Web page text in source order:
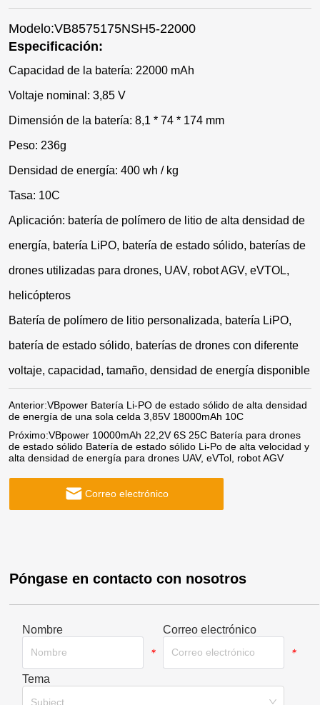
Modelo:VB8575175NSH5-22000
Especificación:
Capacidad de la batería: 22000 mAh
Voltaje nominal: 3,85 V
Dimensión de la batería: 8,1 * 74 * 174 mm
Peso: 236g
Densidad de energía: 400 wh / kg
Tasa: 10C
Aplicación: batería de polímero de litio de alta densidad de
energía, batería LiPO, batería de estado sólido, baterías de
drones utilizadas para drones, UAV, robot AGV, eVTOL,
helicópteros
Batería de polímero de litio personalizada, batería LiPO,
batería de estado sólido, baterías de drones con diferente
voltaje, capacidad, tamaño, densidad de energía disponible
Anterior:VBpower Batería Li-PO de estado sólido de alta densidad
de energía de una sola celda 3,85V 18000mAh 10C
Próximo:VBpower 10000mAh 22,2V 6S 25C Batería para drones
de estado sólido Batería de estado sólido Li-Po de alta velocidad y
alta densidad de energía para drones UAV, eVTol, robot AGV
Correo electrónico
Póngase en contacto con nosotros
Nombre
*
Correo electrónico
*
Tema
Subject